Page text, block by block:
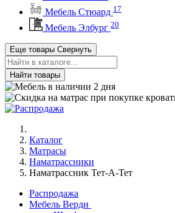
Мебель Стюард 17
Мебель Элбург 20
Еще товары Свернуть
Найти товары
Каталог
Матрасы
Наматрассники
Наматрассник Тет-А-Тет
Распродажа
Мебель Верди